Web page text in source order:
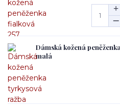
Dámská kožená
malá